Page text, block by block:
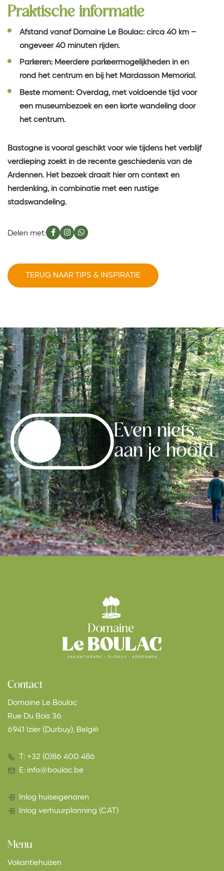
Praktische informatie
Afstand vanaf Domaine Le Boulac: circa 40 km –
ongeveer 40 minuten rijden.
Parkeren: Meerdere parkeermogelijkheden in en
rond het centrum en bij het Mardasson Memorial.
Beste moment: Overdag, met voldoende tijd voor
een museumbezoek en een korte wandeling door
het centrum.
Bastogne is vooral geschikt voor wie tijdens het verblijf
verdieping zoekt in de recente geschiedenis van de
Ardennen. Het bezoek draait hier om context en
herdenking, in combinatie met een rustige
stadswandeling.
Delen met:
TERUG NAAR TIPS & INSPIRATIE
Even niets
aan je hoofd
Contact
Domaine Le Boulac
Rue Du Bois 36
6941 Izier (Durbuy), België
T: +32 (0)86 400 486
E: info@boulac.be
Inlog huiseigenaren
Inlog verhuurplanning (CAT)
Menu
Vakantiehuizen